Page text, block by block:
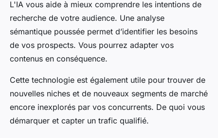
L'IA vous aide à mieux comprendre les intentions de
recherche de votre audience. Une analyse
sémantique poussée permet d’identifier les besoins
de vos prospects. Vous pourrez adapter vos
contenus en conséquence.
Cette technologie est également utile pour trouver de
nouvelles niches et de nouveaux segments de marché
encore inexplorés par vos concurrents. De quoi vous
démarquer et capter un trafic qualifié.